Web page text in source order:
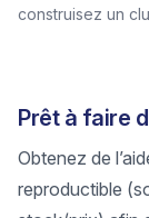
construisez un
Prêt à faire
Obtenez de
reproductible